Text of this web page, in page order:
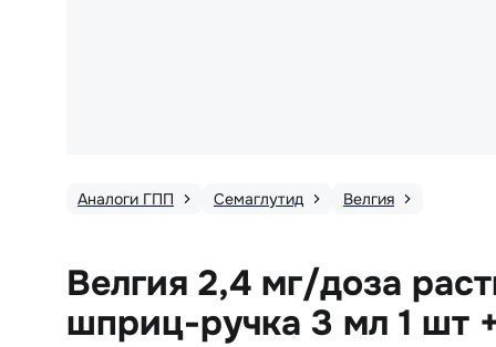
Аналоги ГПП Семаглутид Велгия
Велгия 2,4 мг/доза
шприц-ручка 3 мл 1 шт